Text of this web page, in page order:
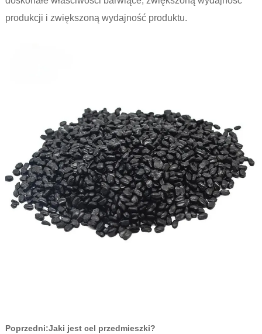
produkcji i zwiększoną wydajność produktu.
Poprzedni:Jaki jest cel przedmieszki?